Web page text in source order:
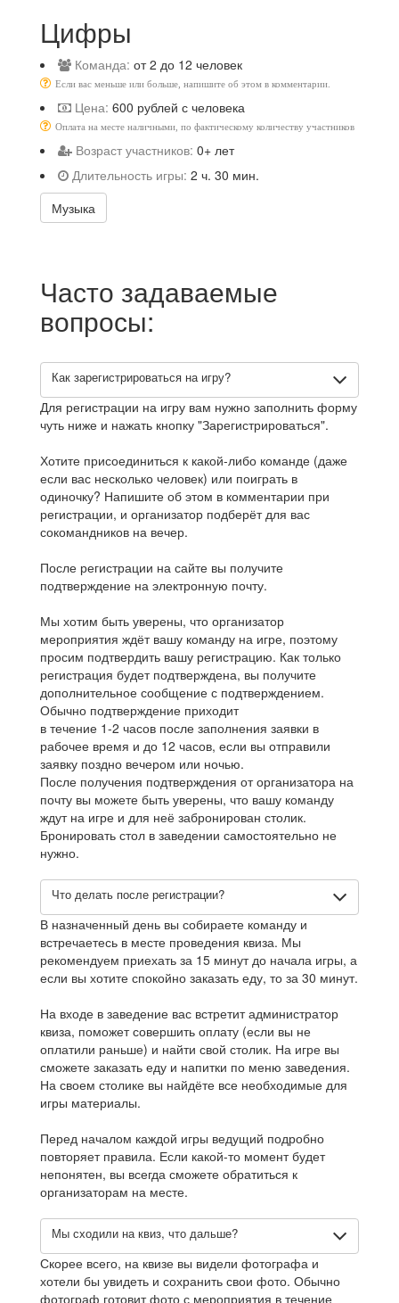
Цифры
Команда: от 2 до 12 человек
Если вас меньше или больше, напишите об этом в комментарии.
Цена: 600 рублей с человека
Оплата на месте наличными, по фактическому количеству участников
Возраст участников: 0+ лет
Длительность игры: 2 ч. 30 мин.
Музыка
Часто задаваемые
вопросы:
Как зарегистрироваться на игру?
Для регистрации на игру вам нужно заполнить форму
чуть ниже и нажать кнопку "Зарегистрироваться".
Хотите присоединиться к какой-либо команде (даже
если вас несколько человек) или поиграть в
одиночку? Напишите об этом в комментарии при
регистрации, и организатор подберёт для вас
сокомандников на вечер.
После регистрации на сайте вы получите
подтверждение на электронную почту.
Мы хотим быть уверены, что организатор
мероприятия ждёт вашу команду на игре, поэтому
просим подтвердить вашу регистрацию. Как только
регистрация будет подтверждена, вы получите
дополнительное сообщение с подтверждением.
Обычно подтверждение приходит
в течение 1-2 часов после заполнения заявки в
рабочее время и до 12 часов, если вы отправили
заявку поздно вечером или ночью.
После получения подтверждения от организатора на
почту вы можете быть уверены, что вашу команду
ждут на игре и для неё забронирован столик.
Бронировать стол в заведении самостоятельно не
нужно.
Что делать после регистрации?
В назначенный день вы собираете команду и
встречаетесь в месте проведения квиза. Мы
рекомендуем приехать за 15 минут до начала игры, а
если вы хотите спокойно заказать еду, то за 30 минут.
На входе в заведение вас встретит администратор
квиза, поможет совершить оплату (если вы не
оплатили раньше) и найти свой столик. На игре вы
сможете заказать еду и напитки по меню заведения.
На своем столике вы найдёте все необходимые для
игры материалы.
Перед началом каждой игры ведущий подробно
повторяет правила. Если какой-то момент будет
непонятен, вы всегда сможете обратиться к
организаторам на месте.
Мы сходили на квиз, что дальше?
Скорее всего, на квизе вы видели фотографа и
хотели бы увидеть и сохранить свои фото. Обычно
фотограф готовит фото с мероприятия в течение